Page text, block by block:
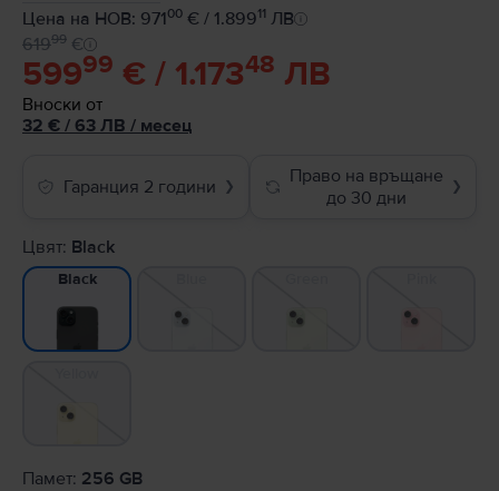
Цена на НОВ: 97100 € / 1.89911 ЛВ
59999 € / 1.17348 ЛВ
61999 €
Вноски от
32 € / 63 ЛВ / месец
Гаранция 2 години ❯
Право на връщане
до 30 дни
❯
Цвят: Black
Black
Памет: 256 GB